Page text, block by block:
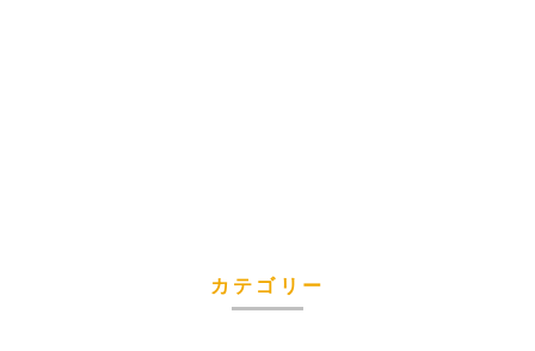
カテゴリー